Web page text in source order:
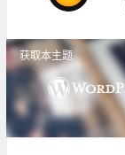
获取本主题